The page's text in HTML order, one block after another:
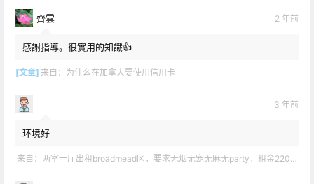
齊雲 2 年前
感謝指導。很實用的知識👍
[文章] 来自： 为什么在加拿大要使用信用卡
3 年前
环境好
来自： 两室一厅出租broadmead区，要求无烟无宠无麻无party，租金2200不包水电有意短信联系2508858496